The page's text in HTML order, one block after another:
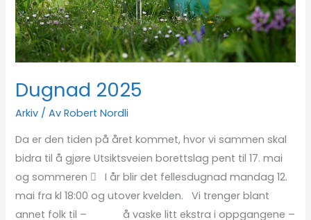
Dugnad 2025
Arkiv / Av Robert Nordli
Da er den tiden på året kommet, hvor vi sammen skal
bidra til å gjøre Utsiktsveien borettslag pent til 17. mai
og sommeren  I år blir det fellesdugnad mandag 12.
mai fra kl 18:00 og utover kvelden. Vi trenger blant
annet folk til – å vaske litt ekstra i oppgangene –